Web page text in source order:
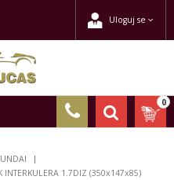
Uloguj se
0
INTERKULERA 1.7DIZ (350x147x85)